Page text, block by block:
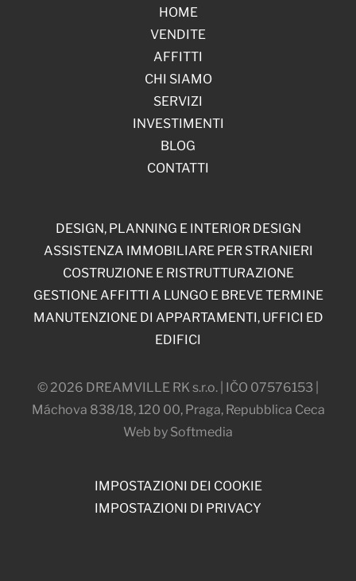
HOME
VENDITE
AFFITTI
CHI SIAMO
SERVIZI
INVESTIMENTI
BLOG
CONTATTI
© 2026 DREAMVILLE RK s.r.o. | IČO 07576153 |
Máchova 838/18, 120 00, Praga, Repubblica Ceca
Web by Softmedia
IMPOSTAZIONI DEI COOKIE
IMPOSTAZIONI DI PRIVACY
DESIGN, PLANNING E INTERIOR DESIGN
ASSISTENZA IMMOBILIARE PER STRANIERI
COSTRUZIONE E RISTRUTTURAZIONE
GESTIONE AFFITTI A LUNGO E BREVE TERMINE
MANUTENZIONE DI APPARTAMENTI, UFFICI ED
EDIFICI